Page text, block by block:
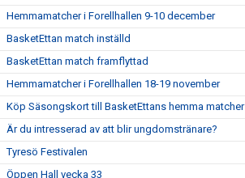
Hemmamatcher i Forellhallen 9-10 december
BasketEttan match inställd
BasketEttan match framflyttad
Hemmamatcher i Forellhallen 18-19 november
Köp Säsongskort till BasketEttans hemma matcher
Är du intresserad av att blir ungdomstränare?
Tyresö Festivalen
Öppen Hall vecka 33